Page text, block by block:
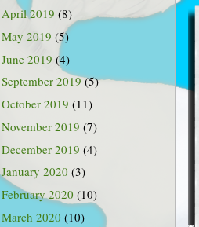
April 2019 (8)
May 2019 (5)
June 2019 (4)
September 2019(5)
October 2019 (11)
November 2019 (7)
December 2019 (4)
January 2020 (3)
February 2020 (10)
March 2020 (10)